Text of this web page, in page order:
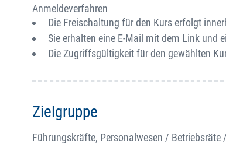
Anmeldeverfahren
Die Freischaltung für den Kurs erfolgt
Sie erhalten eine E-Mail mit dem Link und
Die Zugriffsgültigkeit für den gewählten
Zielgruppe
Führungskräfte, Personalwesen / Betriebsräte